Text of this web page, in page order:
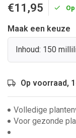
€11,95
Maak een keuze
Inhoud: 150
Op voorraad,
Volledige
Voor gezonde